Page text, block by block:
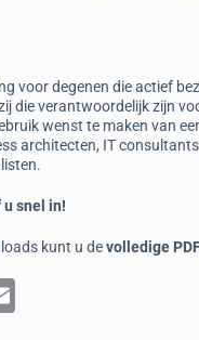
voor degenen die actief
die verantwoordelijk zijn
wenst te maken van
architecten, IT
snel in!
kunt u devolledige